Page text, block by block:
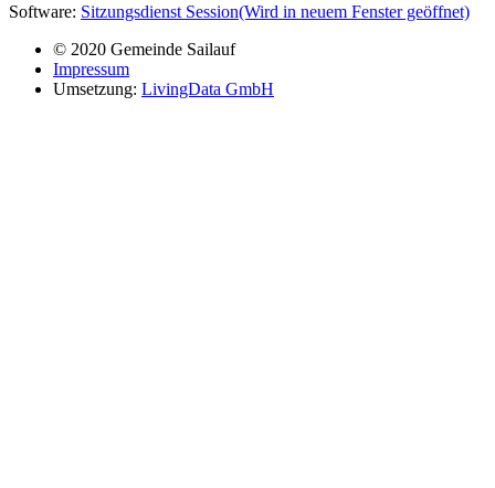
Software: Sitzungsdienst Session(Wird in neuem Fenster geöffnet)
© 2020 Gemeinde Sailauf
Impressum
Umsetzung: LivingData GmbH